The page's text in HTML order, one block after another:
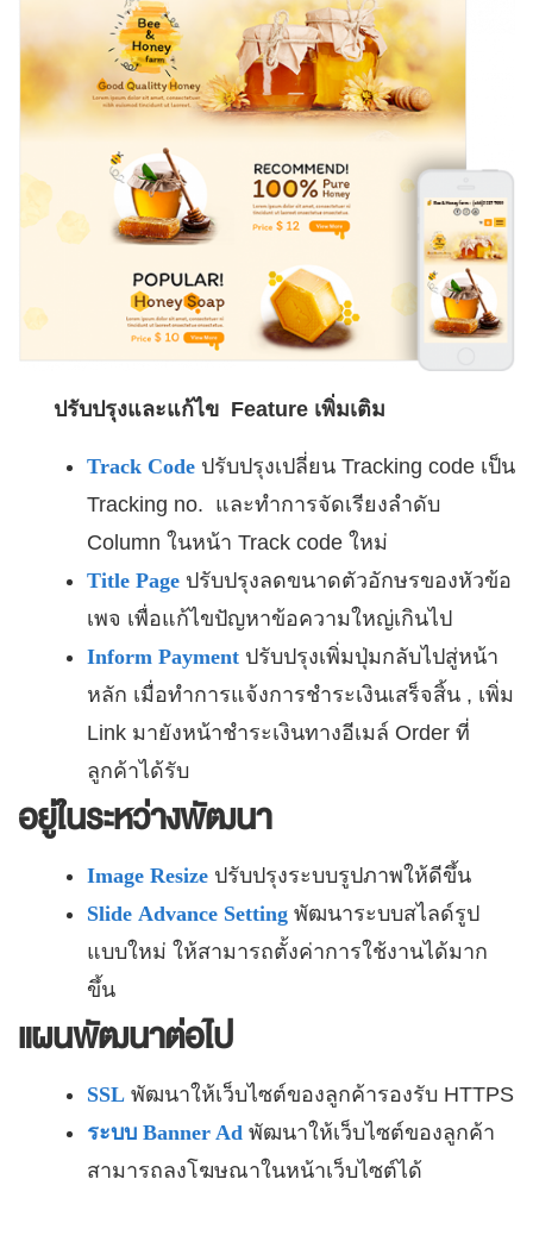
ปรับปรุงและแก้ไข Feature เพิ่มเติม
Track Code ปรับปรุงเปลี่ยน Tracking code เป็น
Tracking no. และทำการจัดเรียงลำดับ
Column ในหน้า Track code ใหม่
Title Page ปรับปรุงลดขนาดตัวอักษรของหัวข้อ
เพจ เพื่อแก้ไขปัญหาข้อความใหญ่เกินไป
Inform Payment ปรับปรุงเพิ่มปุ่มกลับไปสู่หน้า
หลัก เมื่อทำการแจ้งการชำระเงินเสร็จสิ้น , เพิ่ม
Link มายังหน้าชำระเงินทางอีเมล์ Order ที่
ลูกค้าได้รับ
อยู่ในระหว่างพัฒนา
Image Resize ปรับปรุงระบบรูปภาพให้ดีขึ้น
Slide Advance Setting พัฒนาระบบสไลด์รูป
แบบใหม่ ให้สามารถตั้งค่าการใช้งานได้มาก
ขึ้น
แผนพัฒนาต่อไป
SSL พัฒนาให้เว็บไซต์ของลูกค้ารองรับ HTTPS
ระบบ Banner Ad พัฒนาให้เว็บไซต์ของลูกค้า
สามารถลงโฆษณาในหน้าเว็บไซต์ได้